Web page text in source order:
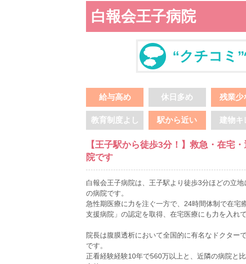
白報会王子病院
“クチコミ
給与高め 休日多め 残業少
教育制度よし 駅から近い 建物キ
【王子駅から徒歩3分！】救急・在宅
院です
白報会王子病院は、王子駅より徒歩3分ほどの立
の病院です。
急性期医療に力を注ぐ一方で、24時間体制で在宅
支援病院」の認定を取得、在宅医療にも力を入れて
院長は腹膜透析において全国的に有名なドクター
です。
正看経験経験10年で560万以上と、近隣の病院と